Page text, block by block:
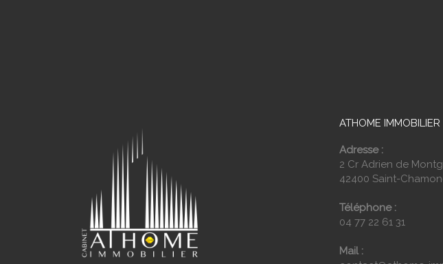
ATHOME IMMOBILIER
Adresse :
2 Cr Adrien de
42400 Saint-
Téléphone :
04 77 22 61 31
Mail :